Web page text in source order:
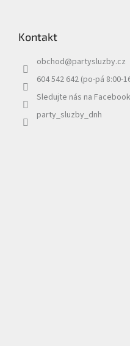
Kontakt
obchod@partysluzby.cz
604 542 642 (po-pá 8:00-
Sledujte nás na
party_sluzby_dnh